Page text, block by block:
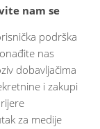
nam se
podrška
nas
dobavljačima
i zakupi
za medije